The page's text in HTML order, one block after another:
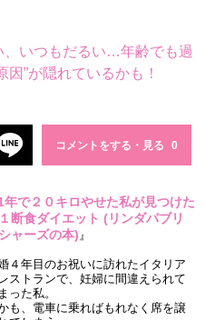
いつもだるい…年齢でも過
因”が隠れているかも！
コメントをする・見る
年で２０キロやせた私が見つけた
断食ダイエット (リンダパブリ
ャーズの本) 』
４年目のお祝いに訪れたイタリア
ストランで、妊婦に間違えられて
った私。
も、電車に乗ればもれなく席を譲